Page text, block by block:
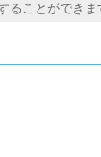
ることができま